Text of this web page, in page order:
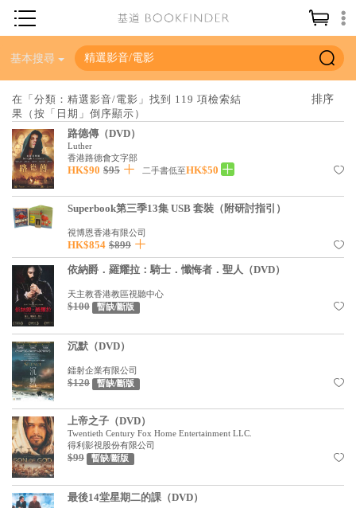
神學／教義
聖經
信仰入門
教會歷史
靈修／禱告
信徒生活
教會事工
分齡牧養
社會／倫理
哲學／宗教比較
見證／傳記
文藝／勵志
童書
精選影音
其他
基本搜尋
在「分類：精選影音/電影」找到 119 項檢索結
果（按「日期」倒序顯示）
路德傳（DVD）
Luther
香港路德會文字部
HK$90 $95 二手書低至HK$50
Superbook第三季13集 USB 套裝（附研討指引）
視博恩香港有限公司
HK$854 $899
依納爵．羅耀拉：騎士．懺悔者．聖人（DVD）
天主教香港教區視聽中心
$100 暫缺/斷版
沉默（DVD）
鐳射企業有限公司
$120 暫缺/斷版
上帝之子（DVD）
Twentieth Century Fox Home Entertainment LLC.
得利影視股份有限公司
$99 暫缺/斷版
最後14堂星期二的課（DVD）